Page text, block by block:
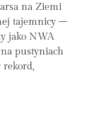
na Ziemi
tajemnicy –
jako NWA
pustyniach
rekord,